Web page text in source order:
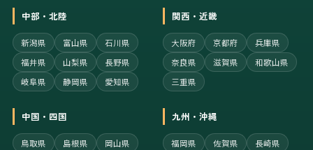
中部・北陸
新潟県 富山県
石川県
福井県
山梨県
長野県
岐阜県
静岡県 愛知県
関西・近畿
大阪府 京都府
兵庫県
奈良県
滋賀県
和歌山県
三重県
中国・四国
鳥取県 島根県
岡山県
九州・沖縄
福岡県 佐賀県
長崎県